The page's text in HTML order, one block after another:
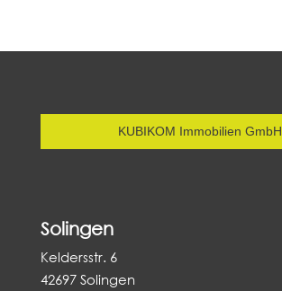
KUBIKOM Immobilien GmbH.
Solingen
Keldersstr. 6
42697 Solingen